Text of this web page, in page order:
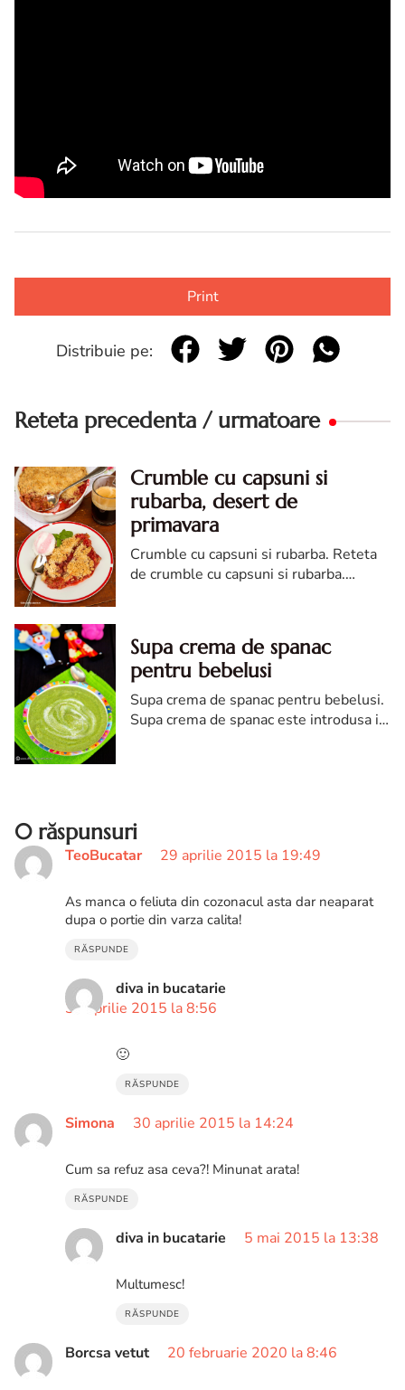
Print
Distribuie pe:
Reteta precedenta / urmatoare
Crumble cu capsuni si
rubarba, desert de
primavara
Crumble cu capsuni si rubarba. Reteta
de crumble cu capsuni si rubarba.
Supa crema de spanac
pentru bebelusi
Supa crema de spanac pentru bebelusi.
Supa crema de spanac este introdusa in
0 răspunsuri
TeoBucatar 29 aprilie 2015 la 19:49
As manca o feliuta din cozonacul asta dar neaparat
dupa o portie din varza calita!
RĂSPUNDE
diva in bucatarie
30 aprilie 2015 la 8:56
🙂
RĂSPUNDE
Simona 30 aprilie 2015 la 14:24
Cum sa refuz asa ceva?! Minunat arata!
RĂSPUNDE
diva in bucatarie 5 mai 2015 la 13:38
Multumesc!
RĂSPUNDE
Borcsa vetut 20 februarie 2020 la 8:46